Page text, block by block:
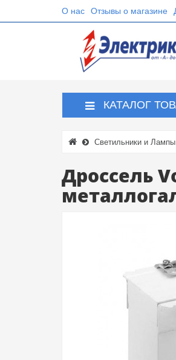
О нас Отзывы о магазине
КАТАЛОГ
Светильники и Лампы
Дроссель